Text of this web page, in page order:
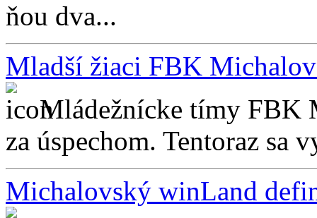
ňou dva...
Mladší žiaci FBK
Mládežnícke tímy FBK
za úspechom. Tentoraz sa
Michalovský winLand